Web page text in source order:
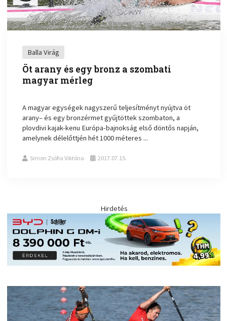
Balla Virág
Öt arany és egy bronz a szombati
magyar mérleg
A magyar egységek nagyszerű teljesítményt nyújtva öt
arany– és egy bronzérmet gyűjtöttek szombaton, a
plovdivi kajak-kenu Európa-bajnokság első döntős napján,
amelynek délelőttjén hét 1000 méteres ...
Simon Zsófia Viktória 2017.07.15.
Hirdetés